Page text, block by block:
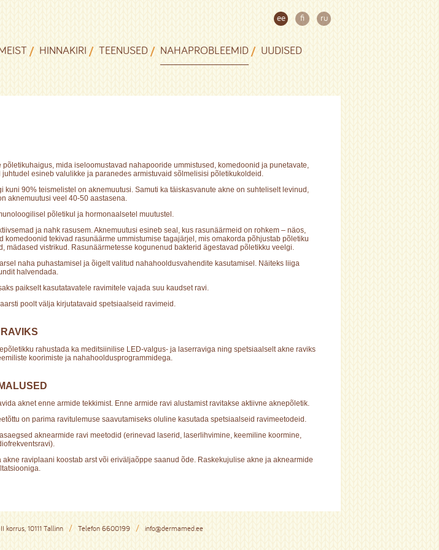
HINNAKIRI TEENUSED NAHAPROBLEEMID UUDISED
ee fi ru
mida iseloomustavad nahapooride ummistused, komedoonid ja punetavate,
juhtudel esineb valulikke ja paranedes armistuvaid sõlmelisisi põletikukoldeid.
kuni 90% teismelistel on aknemuutusi. Samuti ka täiskasvanute akne on suhteliselt levinud,
aknemuutusi veel 40-50 aastasena.
põletikul ja hormonaalsetel muutustel.
ja nahk rasusem. Aknemuutusi esineb seal, kus rasunäärmeid on rohkem – näos,
komedoonid tekivad rasunäärme ummistumise tagajärjel, mis omakorda põhjustab põletiku
mädased vistrikud. Rasunäärmetesse kogunenud bakterid ägestavad põletikku veelgi.
naha puhastamisel ja õigelt valitud nahahooldusvahendite kasutamisel. Näiteks liiga
halvendada.
paikselt kasutatavatele ravimitele vajada suu kaudset ravi.
poolt välja kirjutatavaid spetsiaalseid ravimeid.
rahustada ka meditsiinilise LED-valgus- ja laserraviga ning spetsiaalselt akne raviks
koorimiste ja nahahooldusprogrammidega.
aknet enne armide tekkimist. Enne armide ravi alustamist ravitakse aktiivne aknepõletik.
on parima ravitulemuse saavutamiseks oluline kasutada spetsiaalseid ravimeetodeid.
aknearmide ravi meetodid (erinevad laserid, laserlihvimine, keemiline koormine,
akne raviplaani koostab arst või eriväljaõppe saanud õde. Raskekujulise akne ja aknearmide
korrus, 10111 Tallinn Telefon 6600199 info@dermamed.ee